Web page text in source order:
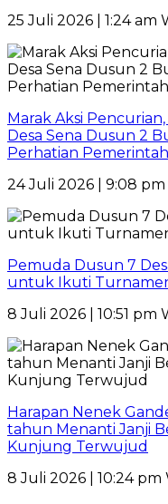
25 Juli 2026 | 1:24 am
Marak Aksi
Desa Sena Dusun 2
Perhatian
24 Juli 2026 | 9:08
Pemuda Dusun 7
untuk Ikuti
8 Juli 2026 | 10:51 pm
Harapan Nenek
tahun Menanti Janji
Kunjung Terwujud
8 Juli 2026 | 10:24 pm